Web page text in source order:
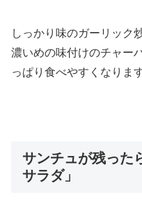
しっかり味のガーリック
濃いめの味付けのチャー
っぱり食べやすくなりま
サンチュが残った
サラダ」